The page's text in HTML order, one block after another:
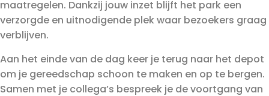
maatregelen. Dankzij jouw inzet blijft het park een
verzorgde en uitnodigende plek waar bezoekers graag
verblijven.
Aan het einde van de dag keer je terug naar het depot
om je gereedschap schoon te maken en op te bergen.
Samen met je collega’s bespreek je de voortgang van